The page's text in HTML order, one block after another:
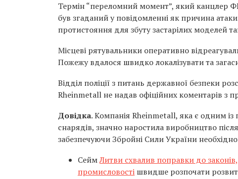
Термін “переломний момент”, який канцлер
був згаданий у повідомленні як причина
протистояння для збуту застарілих моделей
Місцеві рятувальники оперативно
Пожежу вдалося швидко локалізувати та
Відділ поліції з питань державної безпеки
Rheinmetall не надав офіційних коментарів з
Довідка. Компанія Rheinmetall, яка є одним із
снарядів, значно наростила виробництво
забезпечуючи Збройні Сили України
СеймЛитви схвалив поправки до
промисловості швидше розпочати